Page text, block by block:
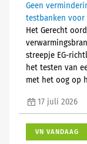
Geen
testbanken voor
Het Gerecht
streepje EG-
het testen van
met het oog op
17 juli 2026
VN VANDAAG